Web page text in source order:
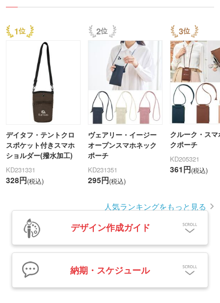
1
デイタフ・テントクロ
スポケット付きスマホ
ショルダー(撥水加工)
KD231331
328円(税込)
2
ヴェアリー・イージー
オープンスマホネック
ポーチ
KD231351
295円(税込)
3
クルーク・ス
クポーチ
KD205321
361円(税込)
人気ランキングをもっと見る
デザイン作成ガイド
納期・スケジュール